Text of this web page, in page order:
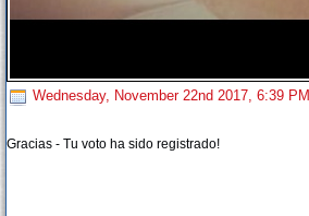
Wednesday, November 22nd 2017, 6:39 PM
Gracias - Tu voto ha sido registrado!